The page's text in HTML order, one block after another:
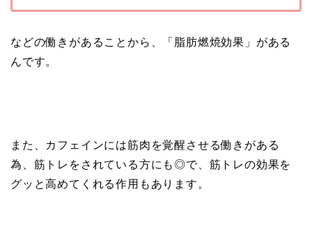
などの働きがあることから、「脂肪燃焼効果」がある
んです。
また、カフェインには筋肉を覚醒させる働きがある
為、筋トレをされている方にも◎で、筋トレの効果を
グッと高めてくれる作用もあります。